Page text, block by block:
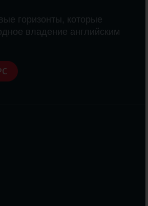
горизонты, которые
владение английским